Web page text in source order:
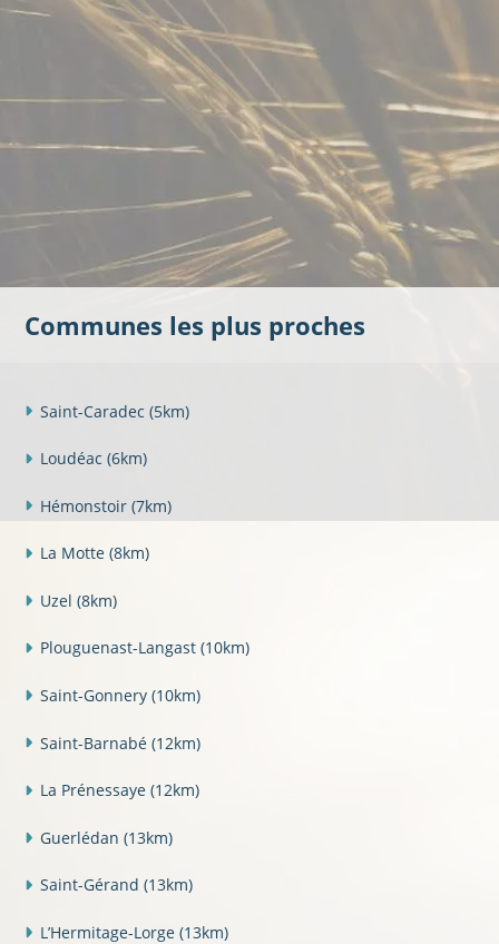
Communes les plus proches
Saint-Caradec (5km)
Loudéac (6km)
Hémonstoir (7km)
La Motte (8km)
Uzel (8km)
Plouguenast-Langast (10km)
Saint-Gonnery (10km)
Saint-Barnabé (12km)
La Prénessaye (12km)
Guerlédan (13km)
Saint-Gérand (13km)
L’Hermitage-Lorge (13km)